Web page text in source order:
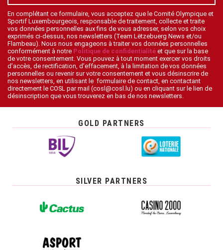
En complétant ce formulaire, vous acceptez que le Comité Olympique et
Sportif Luxembourgeois, responsable de traitement, collecte et traite
vos données personnelles aux fins de vous adresser, selon vos choix
exprimés ci-dessus, nos newsletters (Team Lëtzebuerg News et/ou
Flambeau). Nous nous engageons à traiter vos données personnelles
conformément à notre Politique de confidentialité et que sur la base
de votre consentement. Vous pouvez à tout moment exercer vos droits
d’accès, de rectification, d’effacement, à la limitation de vos données
personnelles ou revenir sur votre consentement et vous désinscrire de
nos newsletters, en utilisant le formulaire de contact, en contactant
directement le COSL par mail (cosl@cosl.lu) ou en cliquant sur le lien de
désinscription que vous trouverez en bas de nos newsletters.
GOLD PARTNERS
SILVER PARTNERS